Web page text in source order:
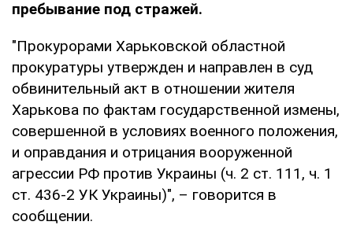
пребывание под стражей.
"Прокурорами Харьковской областной
прокуратуры утвержден и направлен в суд
обвинительный акт в отношении жителя
Харькова по фактам государственной измены,
совершенной в условиях военного положения,
и оправдания и отрицания вооруженной
агрессии РФ против Украины (ч. 2 ст. 111, ч. 1
ст. 436-2 УК Украины)", – говорится в
сообщении.